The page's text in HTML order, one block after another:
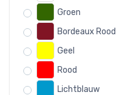
Groen
Bordeaux Rood
Geel
Rood
Lichtblauw